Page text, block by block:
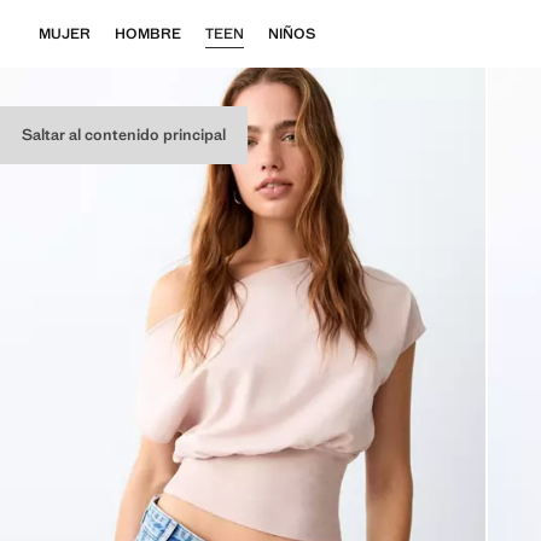
Saltar al contenido principal
MUJER HOMBRE TEEN NIÑOS